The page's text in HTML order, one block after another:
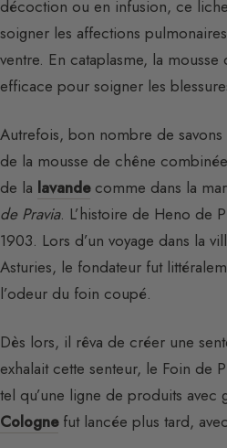
décoction ou en infusion, ce
soigner les affections
ventre. En cataplasme, la mousse
efficace pour soigner les
Autrefois, bon nombre de savons
de la mousse de chêne
de la lavandecomme dans la
de Pravia. L’histoire de Heno de
1903. Lors d’un voyage dans la
Asturies, le fondateur fut
l’odeur du foin coupé.
Dès lors, il rêva de créer une
exhalait cette senteur, le Foin de
tel qu’une ligne de produits avec
Colognefut lancée plus tard,